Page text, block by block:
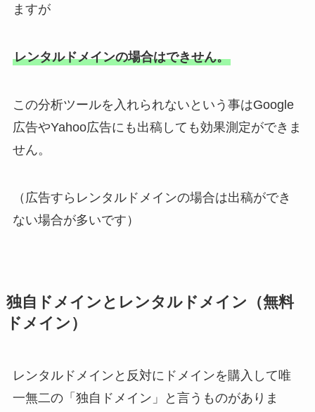
ますが
レンタルドメインの場合はできせん。
この分析ツールを入れられないという事はGoogle
広告やYahoo広告にも出稿しても効果測定ができま
せん。
（広告すらレンタルドメインの場合は出稿ができ
ない場合が多いです）
独自ドメインとレンタルドメイン（無料
ドメイン）
レンタルドメインと反対にドメインを購入して唯
一無二の「独自ドメイン」と言うものがありま